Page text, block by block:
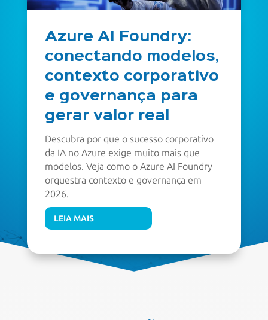
Azure AI Foundry:
conectando modelos,
contexto corporativo
e governança para
gerar valor real
Descubra por que o sucesso corporativo
da IA no Azure exige muito mais que
modelos. Veja como o Azure AI Foundry
orquestra contexto e governança em
2026.
LEIA MAIS